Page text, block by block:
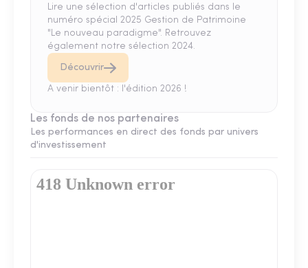
Lire une sélection d'articles publiés dans le
numéro spécial 2025 Gestion de Patrimoine
"Le nouveau paradigme". Retrouvez
également notre sélection 2024.
Découvrir
A venir bientôt : l'édition 2026 !
Les fonds de nos partenaires
Les performances en direct des fonds par univers
d'investissement